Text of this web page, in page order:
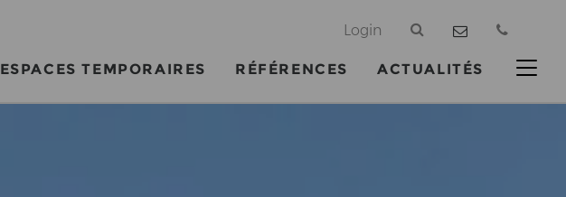
Login
ESPACES TEMPORAIRES RÉFÉRENCES ACTUALITÉS